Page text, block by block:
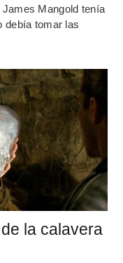
Mangold tenía
debía tomar las
la calavera